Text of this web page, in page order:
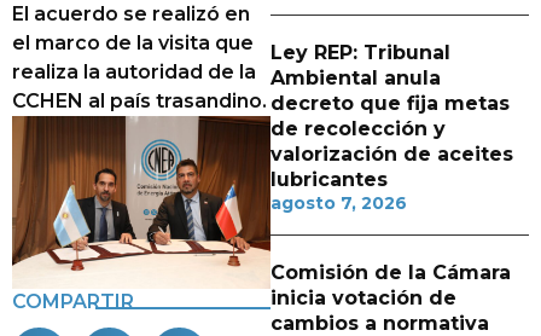
El acuerdo se realizó en
el marco de la visita que
realiza la autoridad de la
CCHEN al país trasandino.
COMPARTIR
Ley REP: Tribunal
Ambiental anula
decreto que fija metas
de recolección y
valorización de aceites
lubricantes
agosto 7, 2026
Comisión de la Cámara
inicia votación de
cambios a normativa